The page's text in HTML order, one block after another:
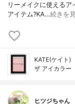
リーメイクに使える
アイテム?KA…続きを
KATE(ケイト)
ザ アイカラー
ヒツジちゃん